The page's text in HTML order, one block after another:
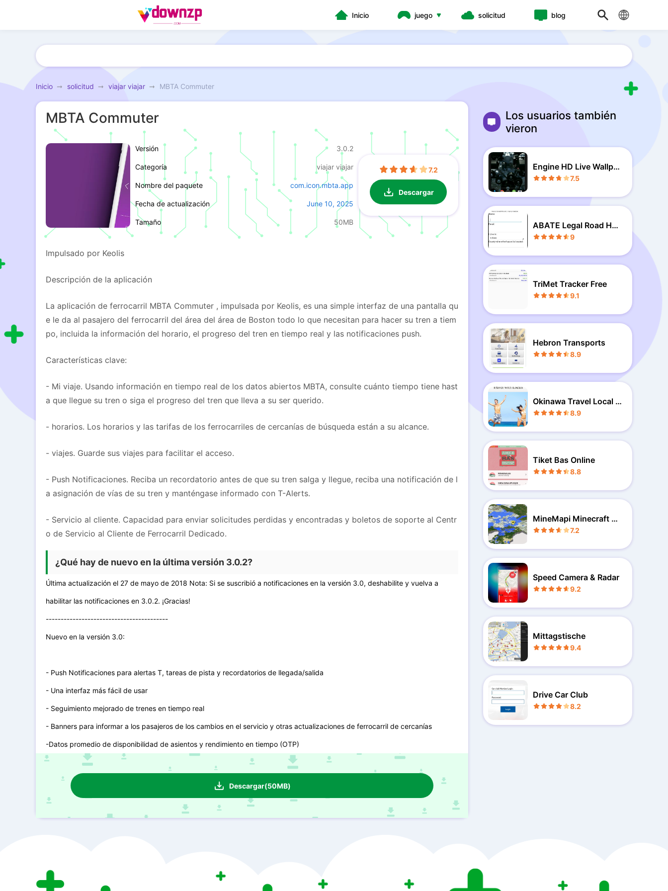
Inicio juego solicitud blog
Inicio solicitud viajar viajar MBTA Commuter
MBTA Commuter
Versión 3.0.2
Categoría viajar viajar
Nombre del paquete com.icon.mbta.app
Fecha de actualización June 10, 2025
Tamaño 50MB
7.2
Descargar
Impulsado por Keolis
Descripción de la aplicación
La aplicación de ferrocarril MBTA Commuter , impulsada por Keolis, es una simple interfaz de una pantalla qu
e le da al pasajero del ferrocarril del área del área de Boston todo lo que necesitan para hacer su tren a tiem
po, incluida la información del horario, el progreso del tren en tiempo real y las notificaciones push.
Características clave:
- Mi viaje. Usando información en tiempo real de los datos abiertos MBTA, consulte cuánto tiempo tiene hast
a que llegue su tren o siga el progreso del tren que lleva a su ser querido.
- horarios. Los horarios y las tarifas de los ferrocarriles de cercanías de búsqueda están a su alcance.
- viajes. Guarde sus viajes para facilitar el acceso.
- Push Notificaciones. Reciba un recordatorio antes de que su tren salga y llegue, reciba una notificación de l
a asignación de vías de su tren y manténgase informado con T-Alerts.
- Servicio al cliente. Capacidad para enviar solicitudes perdidas y encontradas y boletos de soporte al Centr
o de Servicio al Cliente de Ferrocarril Dedicado.
¿Qué hay de nuevo en la última versión 3.0.2?
Última actualización el 27 de mayo de 2018 Nota: Si se suscribió a notificaciones en la versión 3.0, deshabilite y vuelva a
habilitar las notificaciones en 3.0.2. ¡Gracias!
-----------------------------------------
Nuevo en la versión 3.0:
- Push Notificaciones para alertas T, tareas de pista y recordatorios de llegada/salida
- Una interfaz más fácil de usar
- Seguimiento mejorado de trenes en tiempo real
- Banners para informar a los pasajeros de los cambios en el servicio y otras actualizaciones de ferrocarril de cercanías
-Datos promedio de disponibilidad de asientos y rendimiento en tiempo (OTP)
Descargar(50MB)
Los usuarios también
vieron
Engine HD Live Wallpa
per
7.5
ABATE Legal Road Haz
ard
9
TriMet Tracker Free
9.1
Hebron Transports
8.9
Okinawa Travel Local G
uide
8.9
Tiket Bas Online
8.8
MineMapi Minecraft M
ap
7.2
Speed Camera & Radar
9.2
Mittagstische
9.4
Drive Car Club
8.2